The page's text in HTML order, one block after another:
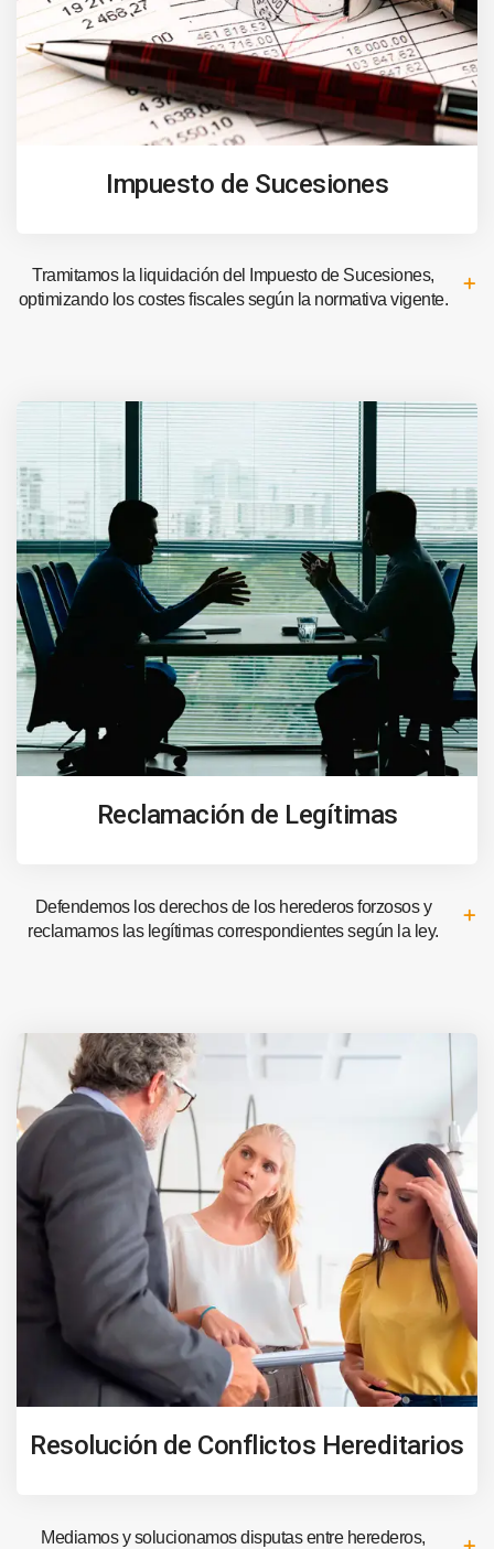
Impuesto de Sucesiones
Tramitamos la liquidación del Impuesto de Sucesiones,
optimizando los costes fiscales según la normativa vigente.
Reclamación de Legítimas
Defendemos los derechos de los herederos forzosos y
reclamamos las legítimas correspondientes según la ley.
Resolución de Conflictos Hereditarios
Mediamos y solucionamos disputas entre herederos,